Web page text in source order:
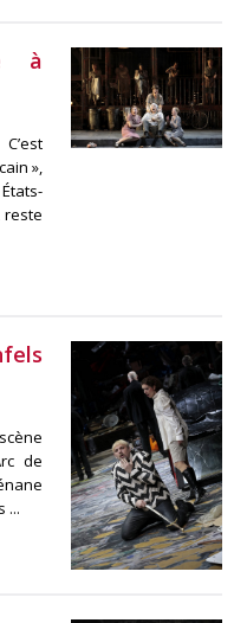
à
»,
reste
de
...